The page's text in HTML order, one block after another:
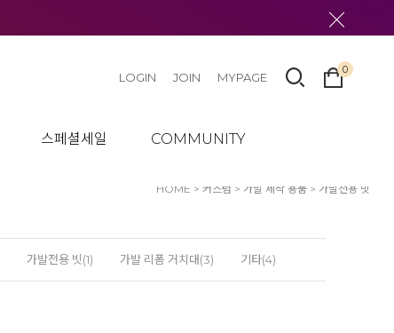
스페셜세일 COMMUNITY
LOGIN JOIN MYPAGE
0
HOME > 커스텀 > 가발 제작 용품 > 가발전용 빗
가발전용 빗(1) 가발 리폼 거치대(3) 기타(4)